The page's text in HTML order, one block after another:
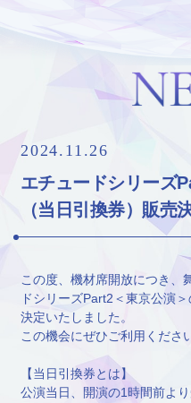
2024.11.26
エチュードシリーズ
（当日引換券）販売
この度、機材席開放につき、
ドシリーズPart2＜東京公演
決定いたしました。
この機会にぜひご利用くださ
【当日引換券とは】
公演当日、開演の1時間前よ